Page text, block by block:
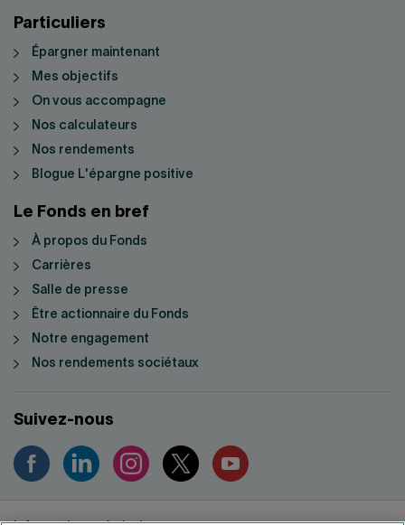
Particuliers
Épargner maintenant
Mes objectifs
On vous accompagne
Nos calculateurs
Nos rendements
Blogue L'épargne positive
Le Fonds en bref
À propos du Fonds
Carrières
Salle de presse
Être actionnaire du Fonds
Notre engagement
Nos rendements sociétaux
Suivez-nous